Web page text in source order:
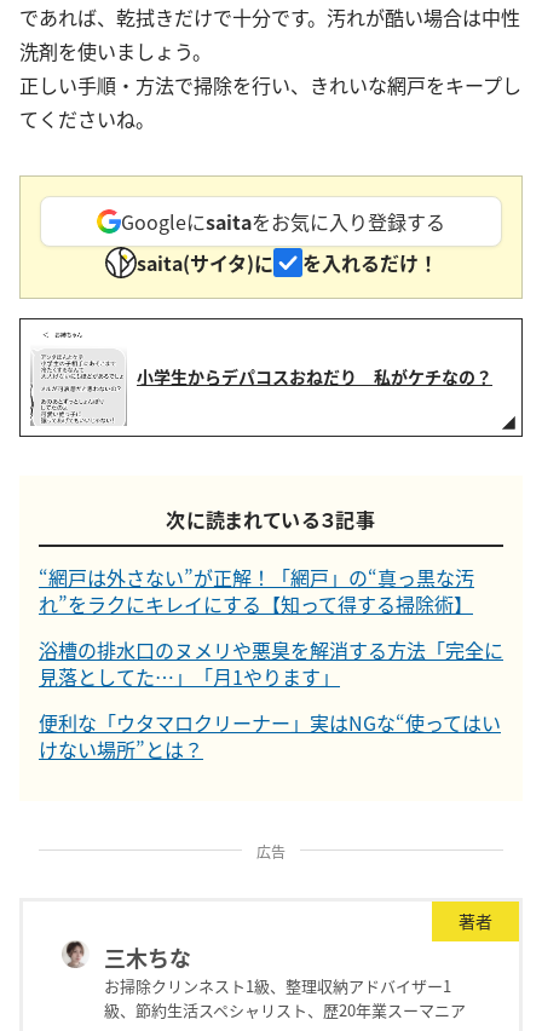
であれば、乾拭きだけで十分です。汚れが酷い場合は中性
洗剤を使いましょう。
正しい手順・方法で掃除を行い、きれいな網戸をキープし
てくださいね。
Googleにsaitaをお気に入り登録する
saita(サイタ)に
を入れるだけ！
小学生からデパコスおねだり 私がケチなの？
次に読まれている３記事
“網戸は外さない”が正解！「網戸」の“真っ黒な汚
れ”をラクにキレイにする【知って得する掃除術】
浴槽の排水口のヌメリや悪臭を解消する方法「完全に
見落としてた…」「月1やります」
便利な「ウタマロクリーナー」実はNGな“使ってはい
けない場所”とは？
広告
著者
三木ちな
お掃除クリンネスト1級、整理収納アドバイザー1
級、節約生活スペシャリスト、歴20年業スーマニア